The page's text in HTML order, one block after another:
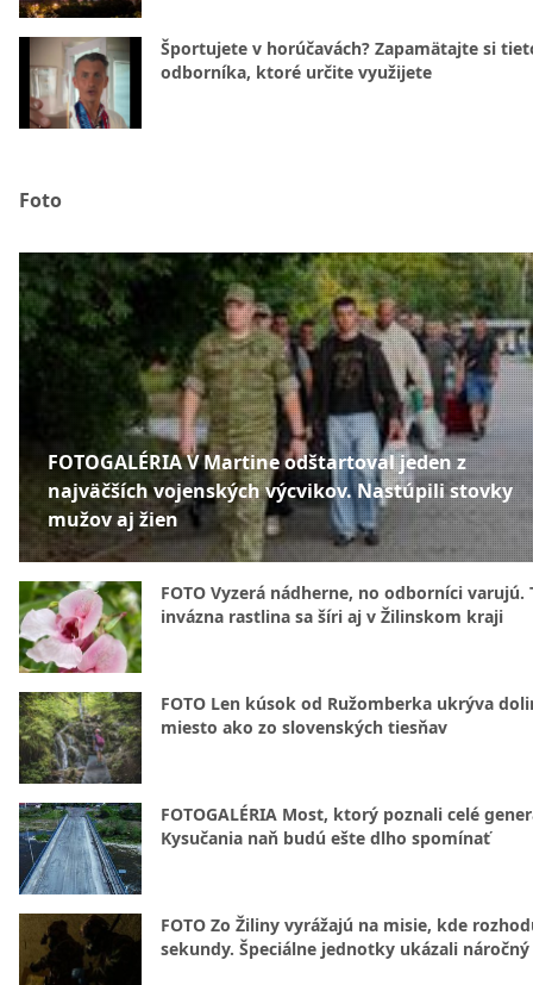
Športujete v horúčavách? Zapamätajte si
odborníka, ktoré určite využijete
Foto
FOTOGALÉRIA V Martine odštartoval jeden z
najväčších vojenských výcvikov. Nastúpili stovky
mužov aj žien
FOTO Vyzerá nádherne, no odborníci varujú.
invázna rastlina sa šíri aj v Žilinskom kraji
FOTO Len kúsok od Ružomberka ukrýva
miesto ako zo slovenských tiesňav
FOTOGALÉRIA Most, ktorý poznali celé
Kysučania naň budú ešte dlho spomínať
FOTO Zo Žiliny vyrážajú na misie, kde
sekundy. Špeciálne jednotky ukázali